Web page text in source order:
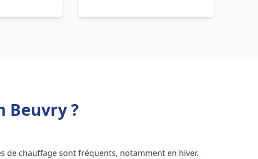
Beuvry ?
de chauffage sont fréquents, notamment en hiver.